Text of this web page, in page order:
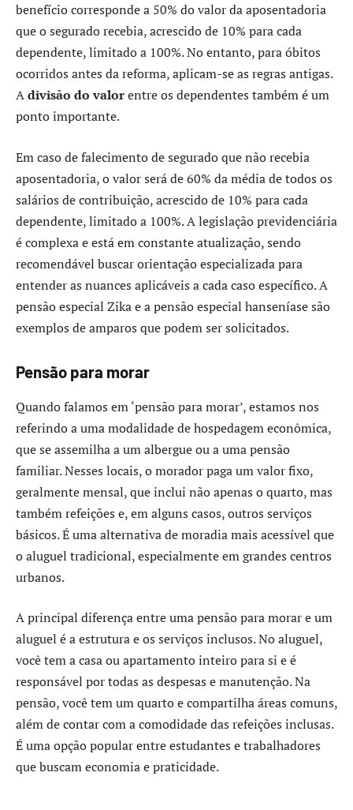
benefício corresponde a 50% do valor da aposentadoria
que o segurado recebia, acrescido de 10% para cada
dependente, limitado a 100%. No entanto, para óbitos
ocorridos antes da reforma, aplicam-se as regras antigas.
Adivisão do valorentre os dependentes também é um
ponto importante.
Em caso de falecimento de segurado que não recebia
aposentadoria, o valor será de 60% da média de todos os
salários de contribuição, acrescido de 10% para cada
dependente, limitado a 100%. A legislação previdenciária
é complexa e está em constante atualização, sendo
recomendável buscar orientação especializada para
entender as nuances aplicáveis a cada caso específico. A
pensão especial Zika e a pensão especial hanseníase são
exemplos de amparos que podem ser solicitados.
Pensão para morar
Quando falamos em ‘pensão para morar’, estamos nos
referindo a uma modalidade de hospedagem econômica,
que se assemilha a um albergue ou a uma pensão
familiar. Nesses locais, o morador paga um valor fixo,
geralmente mensal, que inclui não apenas o quarto, mas
também refeições e, em alguns casos, outros serviços
básicos. É uma alternativa de moradia mais acessível que
o aluguel tradicional, especialmente em grandes centros
urbanos.
A principal diferença entre uma pensão para morar e um
aluguel é a estrutura e os serviços inclusos. No aluguel,
você tem a casa ou apartamento inteiro para si e é
responsável por todas as despesas e manutenção. Na
pensão, você tem um quarto e compartilha áreas comuns,
além de contar com a comodidade das refeições inclusas.
É uma opção popular entre estudantes e trabalhadores
que buscam economia e praticidade.